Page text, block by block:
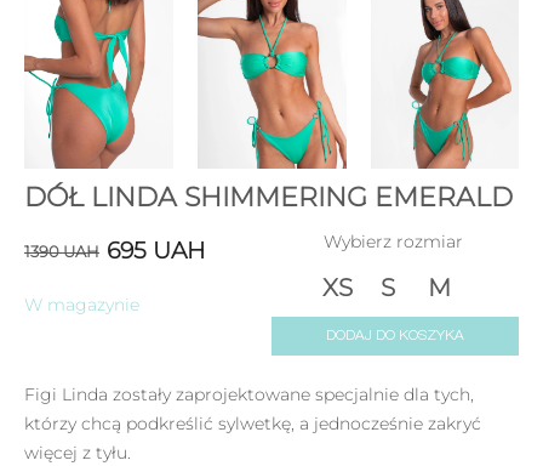
DÓŁ LINDA SHIMMERING EMERALD
1390UAH 695 UAH
W magazynie
Wybierz rozmiar
XS S M
DODAJ DO KOSZYKA
Figi Linda zostały zaprojektowane specjalnie dla tych,
którzy chcą podkreślić sylwetkę, a jednocześnie zakryć
więcej z tyłu.